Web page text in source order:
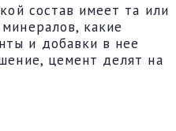
состав имеет та или
какие
и добавки в нее
цемент делят на